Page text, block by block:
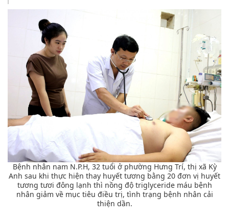
Bệnh nhân nam N.P.H, 32 tuổi ở phường Hưng Trí, thị xã Kỳ
Anh sau khi thực hiện thay huyết tương bằng 20 đơn vị huyết
tương tươi đông lạnh thì nồng độ triglyceride máu bệnh
nhân giảm về mục tiêu điều trị, tình trạng bệnh nhân cải
thiện dần.